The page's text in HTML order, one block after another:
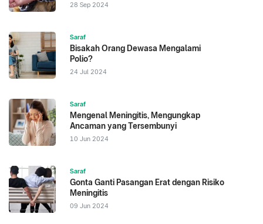
28 Sep 2024
Saraf
Bisakah Orang Dewasa Mengalami
Polio?
24 Jul 2024
Saraf
Mengenal Meningitis, Mengungkap
Ancaman yang Tersembunyi
10 Jun 2024
Saraf
Gonta Ganti Pasangan Erat dengan Risiko
Meningitis
09 Jun 2024